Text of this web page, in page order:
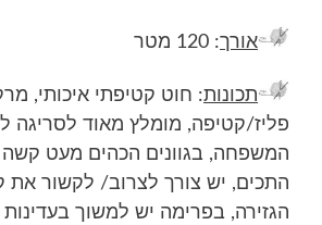
אורך: 120 מטר
תכונות: חוט קטיפתי איכותי,
פליז/קטיפה, מומלץ מאוד לסריגה
המשפחה, בגוונים הכהים מעט
התכים, יש צורך לצרוב/ לקשור
הגזירה, בפרימה יש למשוך בעדינות